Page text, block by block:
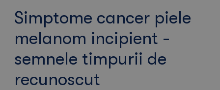
Simptome cancer piele
melanom incipient -
semnele timpurii de
recunoscut